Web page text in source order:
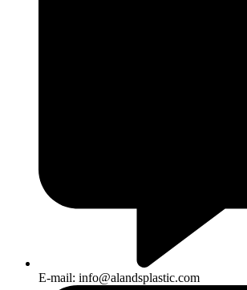
E-mail: info@alandsplastic.com